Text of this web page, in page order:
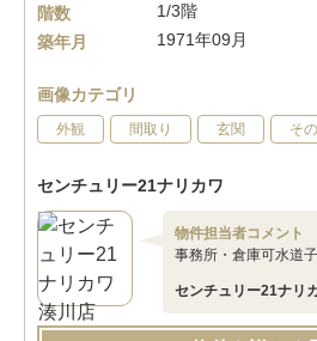
階数
1/3階
築年月
1971年09月
画像カテゴリ
外観 間取り 玄関 そ
センチュリー21ナリカワ
物件担当者コメント
事務所・倉庫可水道
センチュリー21ナ